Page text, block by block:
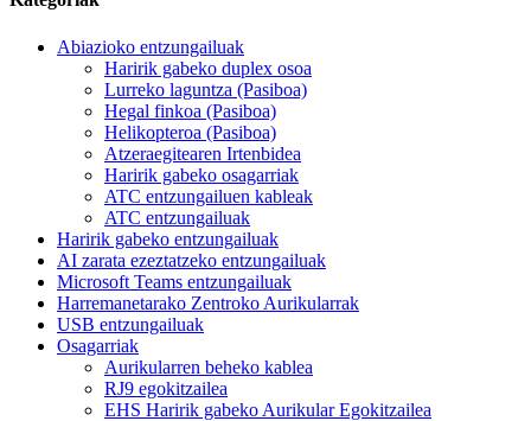
Abiazioko entzungailuak
Haririk gabeko duplex osoa
Lurreko laguntza (Pasiboa)
Hegal finkoa (Pasiboa)
Helikopteroa (Pasiboa)
Atzeraegitearen Irtenbidea
Haririk gabeko osagarriak
ATC entzungailuen kableak
ATC entzungailuak
Haririk gabeko entzungailuak
AI zarata ezeztatzeko entzungailuak
Microsoft Teams entzungailuak
Harremanetarako Zentroko Aurikularrak
USB entzungailuak
Osagarriak
Aurikularren beheko kablea
RJ9 egokitzailea
EHS Haririk gabeko Aurikular Egokitzailea